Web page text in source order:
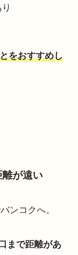
をおすすめし
が遠い
ンコクへ。
まで距離があ